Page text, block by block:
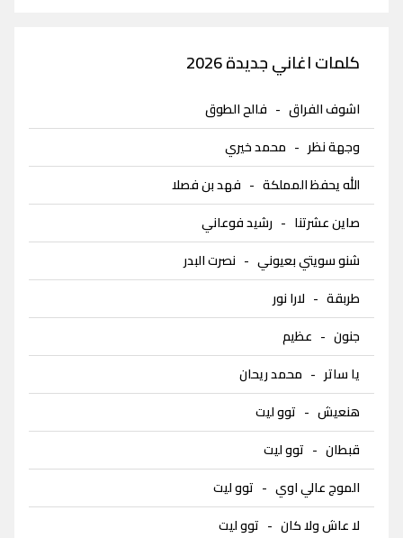
كلمات اغاني جديدة 2026
اشوف الفراق - فالح الطوق
وجهة نظر - محمد خيري
الله يحفظ المملكة - فهد بن فصلا
صاين عشرتنا - رشيد فوعاني
شنو سويتي بعيوني - نصرت البدر
طربقة - لارا نور
جنون - عظيم
يا ساتر - محمد ريحان
هنعيش - توو ليت
قبطان - توو ليت
الموج عالي اوي - توو ليت
لا عاش ولا كان - توو ليت